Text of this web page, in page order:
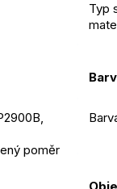
poměr
Typ